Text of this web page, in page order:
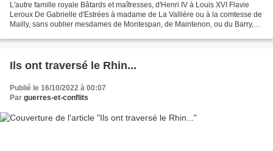
L'autre famille royale Bâtards et maîtresses, d'Henri IV à Louis XVI Flavie
Leroux De Gabrielle d'Estrées à madame de La Vallière ou à la comtesse de
Mailly, sans oublier mesdames de Montespan, de Maintenon, ou du Barry,
Ils ont traversé le Rhin...
Publié le 16/10/2022 à 00:07
Par guerres-et-conflits